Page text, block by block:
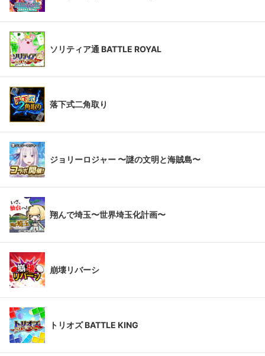
ソリティア通 BATTLE ROYAL
落下式二角取り
ジョリーロジャー 〜謎の文明と海賊島〜
翔んで埼玉〜世界埼玉化計画〜
崩壊リバーシ
トリオズ BATTLE KING